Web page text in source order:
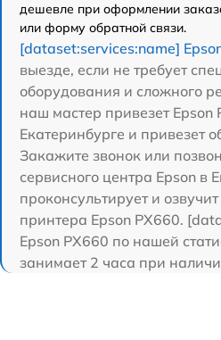
дешевле при оформлении
или форму обратной связи.
[dataset:services:name]
выезде, если не требует
оборудования и сложного
наш мастер привезет Epson
Екатеринбурге и привезет
Закажите звонок или
сервисного центра Epson в
проконсультирует и
принтера Epson PX660.
Epson PX660 по нашей
занимает 2 часа при